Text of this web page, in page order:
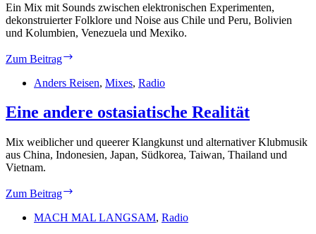
Ein Mix mit Sounds zwischen elektronischen Experimenten,
dekonstruierter Folklore und Noise aus Chile und Peru, Bolivien
und Kolumbien, Venezuela und Mexiko.
Zum Beitrag
Lateinamerika
Anders Reisen, Mixes, Radio
Eine andere ostasiatische Realität
Mix weiblicher und queerer Klangkunst und alternativer Klubmusik
aus China, Indonesien, Japan, Südkorea, Taiwan, Thailand und
Vietnam.
Zum Beitrag
ostasiatische
MACH MAL LANGSAM, Radio